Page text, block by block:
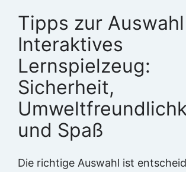
Tipps zur
Interaktives
Lernspielzeug:
Sicherheit,
und Spaß
Die richtige Auswahl ist